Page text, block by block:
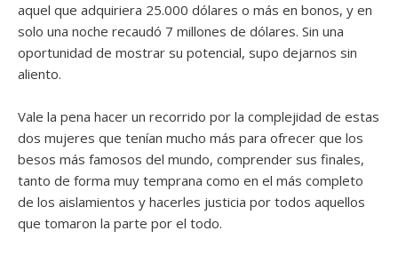
aquel que adquiriera 25.000 dólares o más en bonos, y en
solo una noche recaudó 7 millones de dólares. Sin una
oportunidad de mostrar su potencial, supo dejarnos sin
aliento.
Vale la pena hacer un recorrido por la complejidad de estas
dos mujeres que tenían mucho más para ofrecer que los
besos más famosos del mundo, comprender sus finales,
tanto de forma muy temprana como en el más completo
de los aislamientos y hacerles justicia por todos aquellos
que tomaron la parte por el todo.